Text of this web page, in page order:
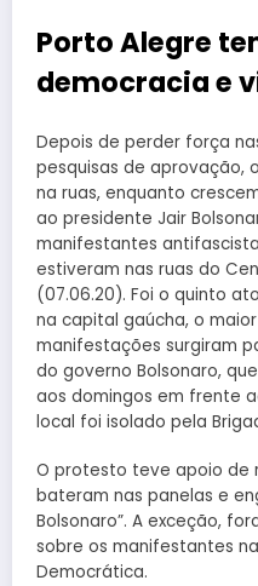
Porto Alegre
democracia e
Depois de perder força
pesquisas de aprovação,
na ruas, enquanto
ao presidente Jair
manifestantes
estiveram nas ruas do
(07.06.20). Foi o quinto
na capital gaúcha, o
manifestações surgiram
do governo Bolsonaro,
aos domingos em frente
local foi isolado pela
O protesto teve apoio de
bateram nas panelas e
Bolsonaro”. A exceção,
sobre os manifestantes
Democrática.